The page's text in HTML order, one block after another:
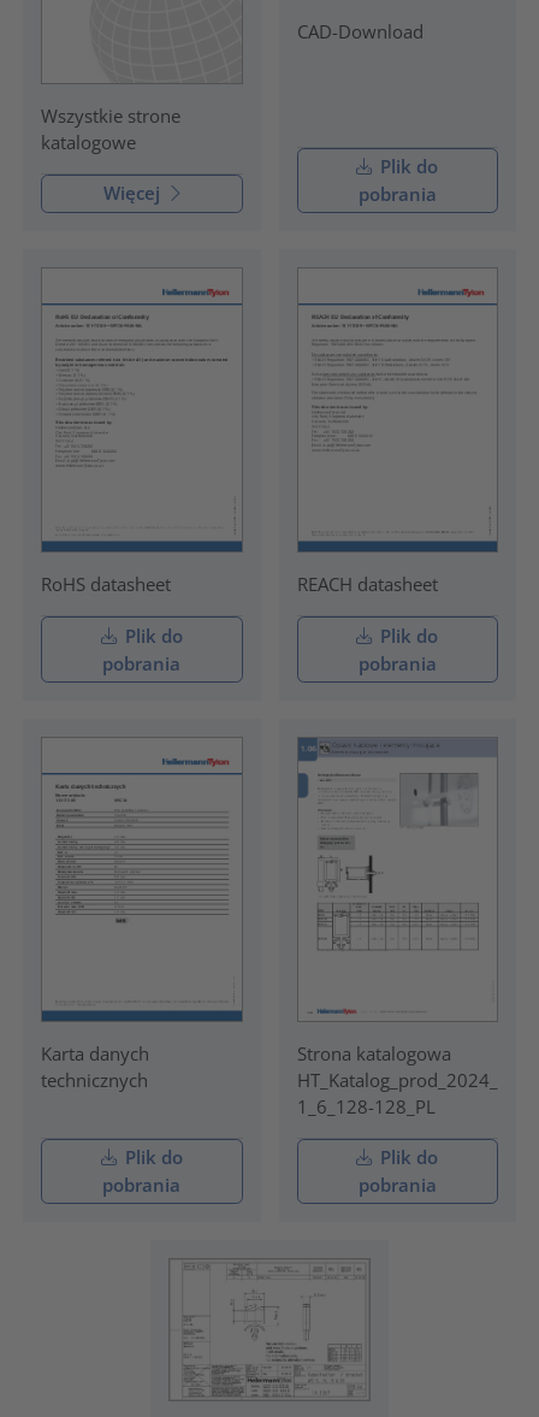
Wszystkie strone
katalogowe
Więcej
CAD-Download
Plik do
pobrania
RoHS datasheet
Plik do
pobrania
REACH datasheet
Plik do
pobrania
Karta danych
technicznych
Plik do
pobrania
Strona katalogowa
HT_Katalog_prod_2024_
1_6_128-128_PL
Plik do
pobrania